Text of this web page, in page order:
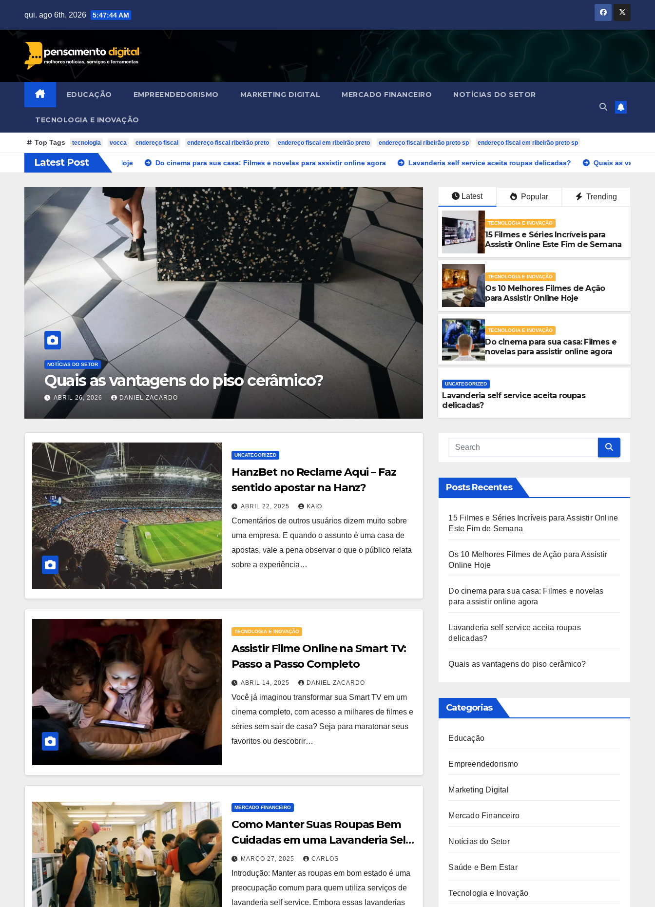
content
qui. ago 6th, 2026 5:47:46 AM
EDUCAÇÃO EMPREENDEDORISMO MARKETING DIGITAL MERCADO FINANCEIRO NOTÍCIAS DO SETOR
TECNOLOGIA E INOVAÇÃO
Top Tags tecnologia vocca endereço fiscal endereço fiscal ribeirão preto endereço fiscal em ribeirão preto endereço fiscal ribeirão preto sp endereço fiscal em ribeirão preto sp
Latest Post
Assistir Online Hoje Do cinema para sua casa: Filmes e novelas para assistir online agora Lavanderia self service aceita roupas delicadas? Quais as vantagens do piso
TECNOLOGIA E INOVAÇÃO
15 Filmes e Séries Incríveis para Assistir Online
Este Fim de Semana
AGOSTO 5, 2026 DANIEL ZACARDO
TECNOLOGIA E INOVAÇÃO
Os 10 Melhores Filmes de
Online Hoje
AGOSTO 3, 2026 DANIEL ZACARDO
Latest Popular Trending
TECNOLOGIA E INOVAÇÃO
15 Filmes e Séries Incríveis para
Assistir Online Este Fim de Semana
TECNOLOGIA E INOVAÇÃO
Os 10 Melhores Filmes de Ação
para Assistir Online Hoje
TECNOLOGIA E INOVAÇÃO
Do cinema para sua casa: Filmes e
novelas para assistir online agora
UNCATEGORIZED
Lavanderia self service aceita roupas
delicadas?
UNCATEGORIZED
HanzBet no Reclame Aqui – Faz
sentido apostar na Hanz?
ABRIL 22, 2025 KAIO
Comentários de outros usuários dizem muito sobre
uma empresa. E quando o assunto é uma casa de
apostas, vale a pena observar o que o público relata
sobre a experiência…
TECNOLOGIA E INOVAÇÃO
Assistir Filme Online na Smart TV:
Passo a Passo Completo
ABRIL 14, 2025 DANIEL ZACARDO
Você já imaginou transformar sua Smart TV em um
cinema completo, com acesso a milhares de filmes e
séries sem sair de casa? Seja para maratonar seus
favoritos ou descobrir…
MERCADO FINANCEIRO
Como Manter Suas Roupas Bem
Cuidadas em uma Lavanderia Self
Service
MARÇO 27, 2025 CARLOS
Introdução: Manter as roupas em bom estado é uma
preocupação comum para quem utiliza serviços de
lavanderia self service. Embora essas lavanderias
Posts Recentes
15 Filmes e Séries Incríveis para Assistir Online
Este Fim de Semana
Os 10 Melhores Filmes de Ação para Assistir
Online Hoje
Do cinema para sua casa: Filmes e novelas
para assistir online agora
Lavanderia self service aceita roupas
delicadas?
Quais as vantagens do piso cerâmico?
Categorias
Educação
Empreendedorismo
Marketing Digital
Mercado Financeiro
Notícias do Setor
Saúde e Bem Estar
Tecnologia e Inovação